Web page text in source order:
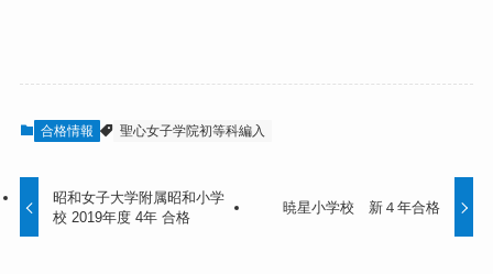
合格情報 聖心女子学院初等科編入
昭和女子大学附属昭和小学
校 2019年度 4年 合格
暁星小学校 新４年合格